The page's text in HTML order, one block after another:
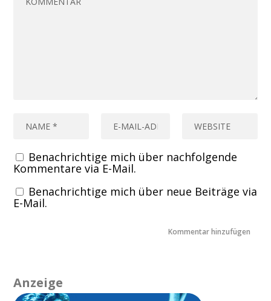
Benachrichtige mich über nachfolgende
Kommentare via E-Mail.
Benachrichtige mich über neue Beiträge via
E-Mail.
Anzeige